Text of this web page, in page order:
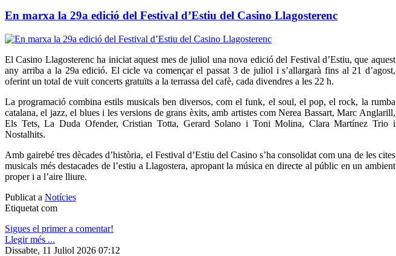
En marxa la 29a edició del Festival d’Estiu del Casino Llagosterenc
El Casino Llagosterenc ha iniciat aquest mes de juliol una nova edició del Festival d’Estiu, que aquest
any arriba a la 29a edició. El cicle va començar el passat 3 de juliol i s’allargarà fins al 21 d’agost,
oferint un total de vuit concerts gratuïts a la terrassa del cafè, cada divendres a les 22 h.
La programació combina estils musicals ben diversos, com el funk, el soul, el pop, el rock, la rumba
catalana, el jazz, el blues i les versions de grans èxits, amb artistes com Nerea Bassart, Marc Anglarill,
Els Tets, La Duda Ofender, Cristian Totta, Gerard Solano i Toni Molina, Clara Martínez Trio i
Nostalhits.
Amb gairebé tres dècades d’història, el Festival d’Estiu del Casino s’ha consolidat com una de les cites
musicals més destacades de l’estiu a Llagostera, apropant la música en directe al públic en un ambient
proper i a l’aire lliure.
Publicat a Notícies
Etiquetat com
Sigues el primer a comentar!
Llegir més ...
Dissabte, 11 Juliol 2026 07:12